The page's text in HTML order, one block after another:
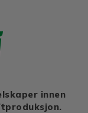
innen